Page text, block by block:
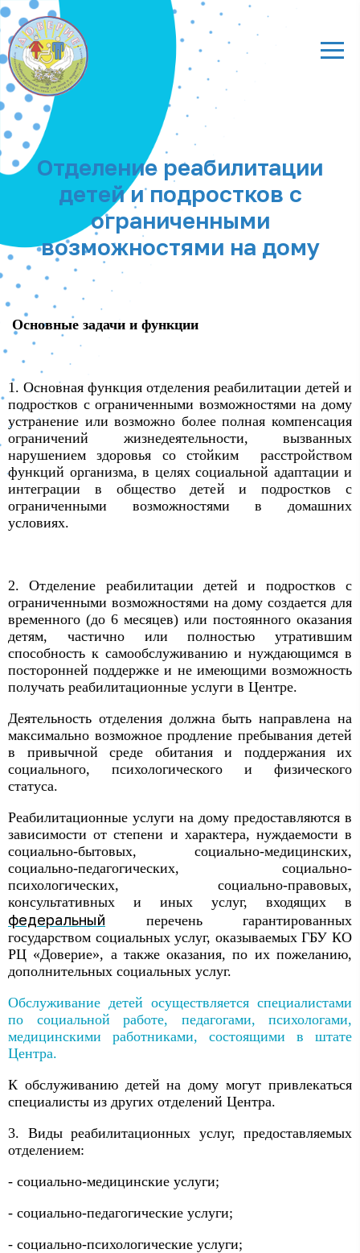
Отделение реабилитации
детей и подростков с
ограниченными
возможностями на дому
Основные задачи и функции
1. Основная функция отделения реабилитации детей и
подростков с ограниченными возможностями на дому
устранение или возможно более полная компенсация
ограничений жизнедеятельности, вызванных
нарушением здоровья со стойким расстройством
функций организма, в целях социальной адаптации и
интеграции в общество детей и подростков с
ограниченными возможностями в домашних
условиях.
2.Отделение реабилитации
детей и подростков с
ограниченными возможностями на дому создается для
временного (до 6 месяцев) или постоянного оказания
детям, частично или полностью утратившим
способность к самообслуживанию и нуждающимся в
посторонней поддержке и не имеющими возможность
получать реабилитационные услуги в Центре.
Деятельность отделения должна быть направлена на
максимально возможное продление пребывания детей
в привычной среде обитания и поддержания их
социального, психологического и физического
статуса.
Реабилитационные услуги на дому предоставляются в
зависимости от степени и характера, нуждаемости в
социально-бытовых, социально-медицинских,
социально-педагогических, социально-
психологических, социально-правовых,
консультативных и иных услуг, входящих в
федеральный перечень гарантированных
государством социальных услуг, оказываемых ГБУ КО
РЦ «Доверие», а также оказания, по их пожеланию,
дополнительных социальных услуг.
Обслуживание детей осуществляется специалистами
по социальной работе, педагогами, психологами,
медицинскими работниками, состоящими в штате
Центра.
К обслуживанию детей на дому могут привлекаться
специалисты из других отделений Центра.
3. Виды реабилитационных услуг, предоставляемых
отделением:
- социально-медицинские услуги;
- социально-педагогические услуги;
- социально-психологические услуги;